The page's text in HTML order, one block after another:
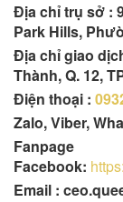
Địa chỉ trụ sở :
Park Hills,
Địa chỉ giao
Thành, Q. 12,
Điện thoại :
Zalo, Viber,
Fanpage
Facebook:
Email :